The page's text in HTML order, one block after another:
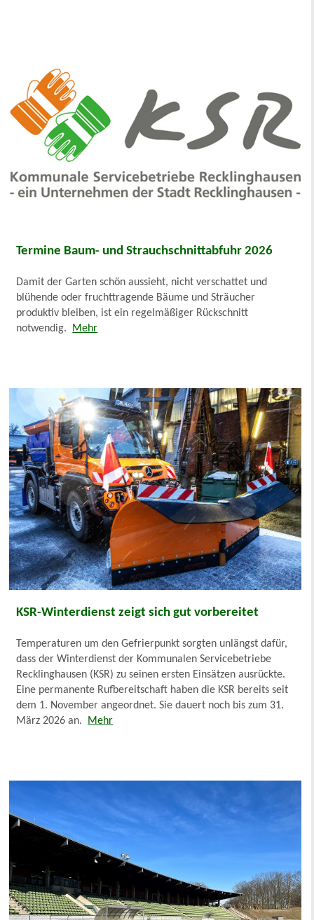
Termine Baum- und Strauchschnittabfuhr 2026
Damit der Garten schön aussieht, nicht verschattet und
blühende oder fruchttragende Bäume und Sträucher
produktiv bleiben, ist ein regelmäßiger Rückschnitt
notwendig.
Mehr
KSR-Winterdienst zeigt sich gut vorbereitet
Temperaturen um den Gefrierpunkt sorgten unlängst dafür,
dass der Winterdienst der Kommunalen Servicebetriebe
Recklinghausen (KSR) zu seinen ersten Einsätzen ausrückte.
Eine permanente Rufbereitschaft haben die KSR bereits seit
dem 1. November angeordnet. Sie dauert noch bis zum 31.
März 2026 an.
Mehr